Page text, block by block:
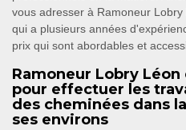
vous adresser à Ramoneur
qui a plusieurs années
prix qui sont abordables et
Ramoneur Lobry
pour effectuer les
des cheminées dans
ses environs